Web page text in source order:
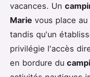
vacances. Un
Marie vous place
tandis qu'un
privilégie l'accès
en bordure du